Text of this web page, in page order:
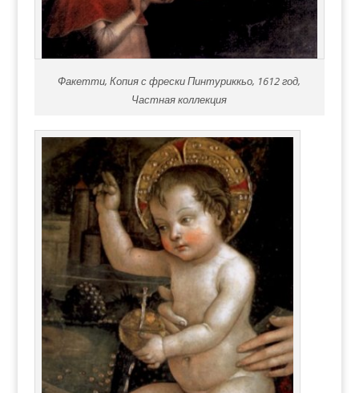
Факетти, Копия с фрески Пинтуриккьо, 1612 год,
Частная коллекция